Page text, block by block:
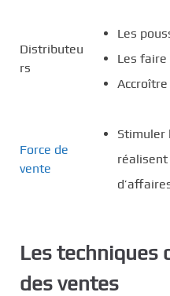
Distributeu
rs
Les
Les
Force de
vente
Stimuler
Les techniques
des ventes